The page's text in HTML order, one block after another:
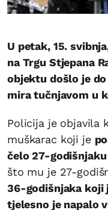
U petak, 15.
na Trgu Stjepana
objektu došlo je
mira tučnjavom u
Policija je objavila
muškarac koji je
čelo 27-
što mu je 27-
36-godišnjaka koji
tjelesno je napalo